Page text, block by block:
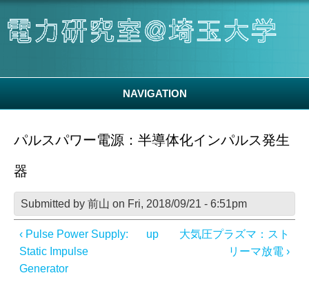
NAVIGATION
パルスパワー電源：半導体化インパルス発生
器
Submitted by 前山 on Fri, 2018/09/21 - 6:51pm
‹ Pulse Power Supply:
Static Impulse
Generator
up
大気圧プラズマ：スト
リーマ放電 ›